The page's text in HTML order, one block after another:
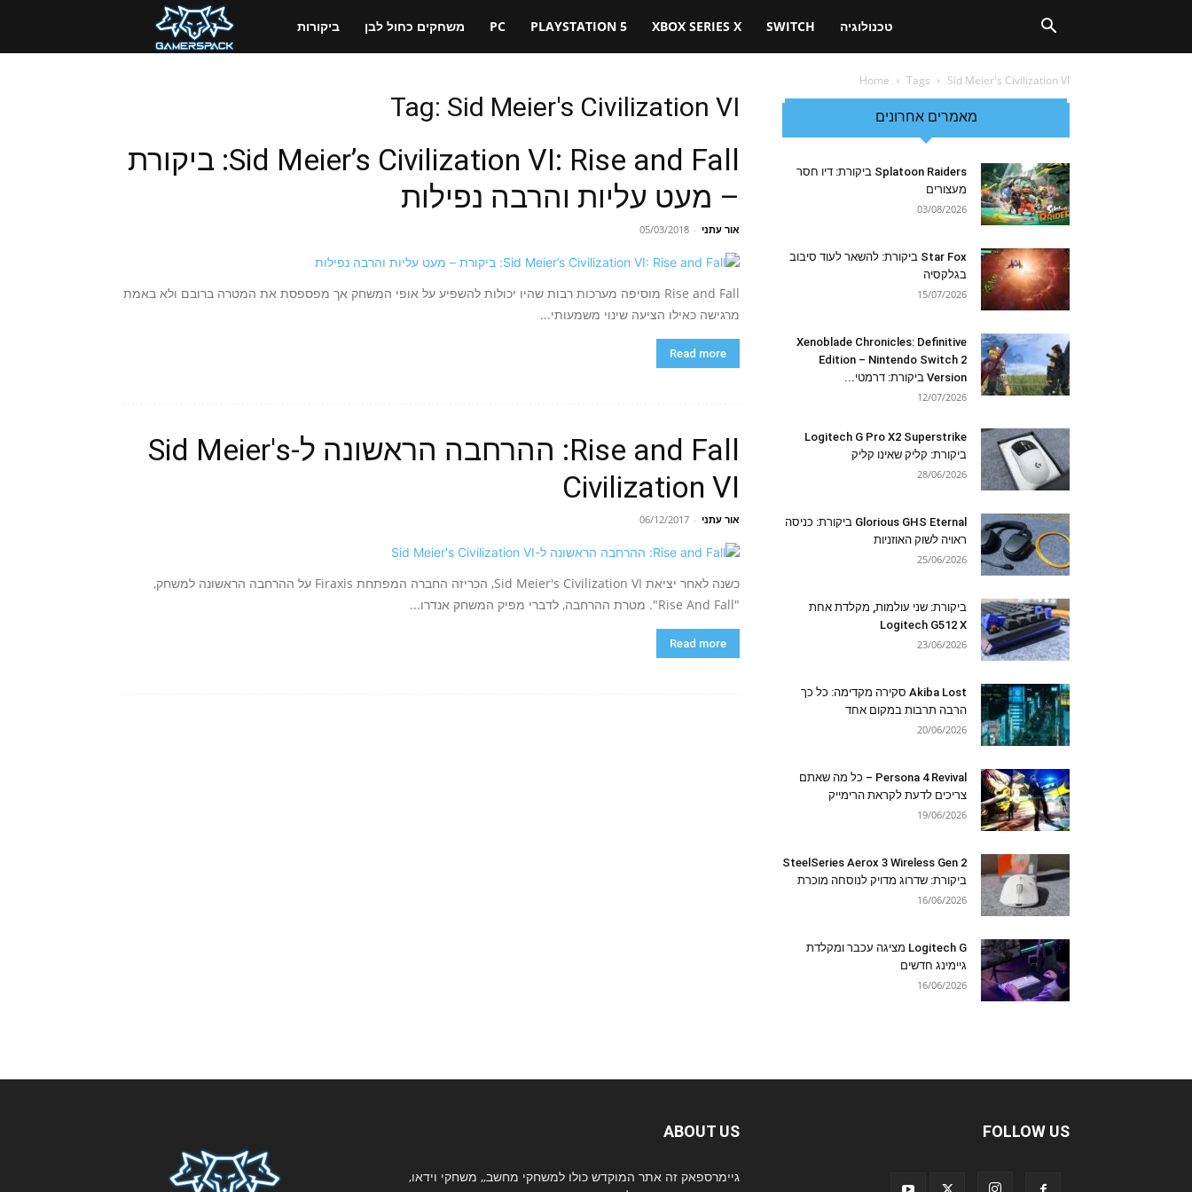
ביקורות משחקים כחול לבן PC PLAYSTATION 5 XBOX SERIES X SWITCH טכנולוגיה
Home Tags Sid Meier's Civilization VI
Tag: Sid Meier's Civilization VI
Sid Meier’s Civilization VI: Rise and Fall: ביקורת
– מעט עליות והרבה נפילות
אור עתני -
05/03/2018
Rise and Fall מוסיפה מערכות רבות שהיו יכולות להשפיע על אופי המשחק אך מפספסת את המטרה ברובם ולא באמת
מרגישה כאילו הציעה שינוי משמעותי...
Read more
Rise and Fall: ההרחבה הראשונה ל-Sid Meier's
Civilization VI
אור עתני -
06/12/2017
כשנה לאחר יציאת Sid Meier's Civilization VI, הכריזה החברה המפתחת Firaxis על ההרחבה הראשונה למשחק,
"Rise And Fall". מטרת ההרחבה, לדברי מפיק המשחק אנדרו...
Read more
מאמרים אחרונים
Splatoon Raiders ביקורת: דיו חסר
מעצורים
03/08/2026
Star Fox ביקורת: להשאר לעוד סיבוב
בגלקסיה
15/07/2026
Xenoblade Chronicles: Definitive
Edition – Nintendo Switch 2
Version ביקורת: דרמטי...
12/07/2026
Logitech G Pro X2 Superstrike
ביקורת: קליק שאינו קליק
28/06/2026
Glorious GHS Eternal ביקורת: כניסה
ראויה לשוק האוזניות
25/06/2026
ביקורת: שני עולמות, מקלדת אחת
Logitech G512 X
23/06/2026
Akiba Lost סקירה מקדימה: כל כך
הרבה תרבות במקום אחד
20/06/2026
Persona 4 Revival – כל מה שאתם
צריכים לדעת לקראת הרימייק
19/06/2026
SteelSeries Aerox 3 Wireless Gen 2
ביקורת: שדרוג מדויק לנוסחה מוכרת
16/06/2026
Logitech G מציגה עכבר ומקלדת
גיימינג חדשים
16/06/2026
ABOUT US
גיימרספאק זה אתר המוקדש כולו למשחקי מחשב,, משחקי וידאו,
FOLLOW US